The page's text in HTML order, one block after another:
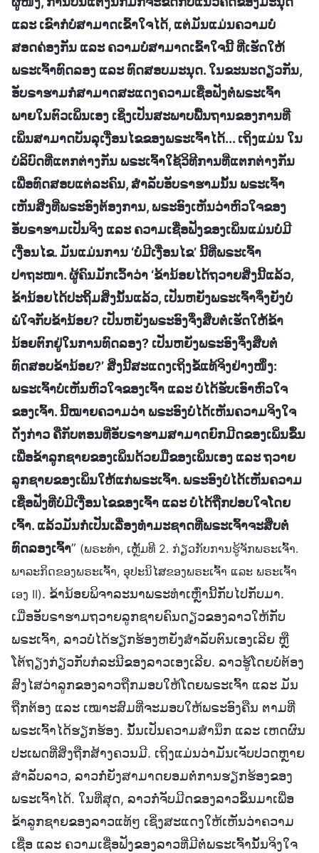
ແລະ ເຂົາກໍບໍ່ສາມາດເຂົ້າໃຈໄດ້, ແຕ່ມັນແມ່ນຄວາມບໍ່
ສອດຄ່ອງກັນ ແລະ ຄວາມບໍ່ສາມາດເຂົ້າໃຈນີ້ ທີ່ເຮັດໃຫ້
ພຣະເຈົ້າທົດລອງ ແລະ ທົດສອບມະນຸດ. ໃນຂະນະດຽວກັນ,
ອັບຣາຮາມກໍສາມາດສະແດງຄວາມເຊື່ອຟັງຕໍ່ພຣະເຈົ້າ
ພາຍໃນຕົວເພິ່ນເອງ ເຊິ່ງເປັນສະພາບພື້ນຖານຂອງການທີ່
ເພິ່ນສາມາດບັນລຸເງື່ອນໄຂຂອງພຣະເຈົ້າໄດ້... ເຖິງແມ່ນ ໃນ
ບໍລິບົດທີ່ແຕກຕ່າງກັນ ພຣະເຈົ້າໃຊ້ວິທີການທີ່ແຕກຕ່າງກັນ
ເພື່ອທົດສອບແຕ່ລະຄົນ, ສໍາລັບອັບຣາຮາມນັ້ນ ພຣະເຈົ້າ
ເຫັນສິ່ງທີ່ພຣະອົງຕ້ອງການ, ພຣະອົງເຫັນວ່າຫົວໃຈຂອງ
ອັບຣາຮາມເປັນຈິງ ແລະ ຄວາມເຊື່ອຟັງຂອງເພິ່ນແມ່ນບໍ່ມີ
ເງື່ອນໄຂ. ມັນແມ່ນການ ‘ບໍ່ມີເງື່ອນໄຂ’ ນີ້ທີ່ພຣະເຈົ້າ
ປາຖະໜາ. ຜູ້ຄົນມັກເວົ້າວ່າ ‘ຂ້ານ້ອຍໄດ້ຖວາຍສິ່ງນີ້ແລ້ວ,
ຂ້ານ້ອຍໄດ້ປະຖິ້ມສິ່ງນັ້ນແລ້ວ, ເປັນຫຍັງພຣະເຈົ້າຈຶ່ງຍັງບໍ່
ພໍໃຈກັບຂ້ານ້ອຍ? ເປັນຫຍັງພຣະອົງຈຶ່ງສືບຕໍ່ເຮັດໃຫ້ຂ້າ
ນ້ອຍຕົກຢູ່ໃນການທົດລອງ? ເປັນຫຍັງພຣະອົງຈຶ່ງສືບຕໍ່
ທົດສອບຂ້ານ້ອຍ?’ ສິ່ງນີ້ສະແດງເຖິງຂໍ້ແທ້ຈິງຢ່າງໜຶ່ງ:
ພຣະເຈົ້າບໍ່ເຫັນຫົວໃຈຂອງເຈົ້າ ແລະ ບໍ່ໄດ້ຮັບເອົາຫົວໃຈ
ຂອງເຈົ້າ. ນີ້ໝາຍຄວາມວ່າ ພຣະອົງບໍ່ໄດ້ເຫັນຄວາມຈິງໃຈ
ດັ່ງກ່າວ ຄືກັບຕອນທີ່ອັບຣາຮາມສາມາດຍົກມີດຂອງເພິ່ນຂຶ້ນ
ເພື່ອຂ້າລູກຊາຍຂອງເພິ່ນດ້ວຍມືຂອງເພິ່ນເອງ ແລະ ຖວາຍ
ລູກຊາຍຂອງເພິ່ນໃຫ້ແກ່ພຣະເຈົ້າ. ພຣະອົງບໍ່ໄດ້ເຫັນຄວາມ
ເຊື່ອຟັງທີ່ບໍ່ມີເງື່ອນໄຂຂອງເຈົ້າ ແລະ ບໍ່ໄດ້ຖືກປອບໃຈໂດຍ
ເຈົ້າ. ແລ້ວມັນກໍເປັນເລື່ອງທຳມະຊາດທີ່ພຣະເຈົ້າຈະສືບຕໍ່
ທົດລອງເຈົ້າ” (ພຣະທຳ, ເຫຼັ້ມທີ 2. ກ່ຽວກັບການຮູ້ຈັກພຣະເຈົ້າ.
ພາລະກິດຂອງພຣະເຈົ້າ, ອຸປະນິໄສຂອງພຣະເຈົ້າ ແລະ ພຣະເຈົ້າ
ເອງ II). ຂ້ານ້ອຍພິຈາລະນາພຣະທຳເຫຼົ່ານີ້ກັບໄປກັບມາ.
ເມື່ອອັບຣາຮາມຖວາຍລູກຊາຍຄົນດຽວຂອງລາວໃຫ້ກັບ
ພຣະເຈົ້າ, ລາວບໍ່ໄດ້ຮຽກຮ້ອງຫຍັງສຳລັບຕົນເອງເລີຍ ຫຼື
ໂຕ້ຖຽງກ່ຽວກັບກໍລະນີຂອງລາວເອງເລີຍ. ລາວຮູ້ໂດຍບໍ່ຕ້ອງ
ສົງໄສວ່າລູກຂອງລາວຖືກມອບໃຫ້ໂດຍພຣະເຈົ້າ ແລະ ມັນ
ຖືກຕ້ອງ ແລະ ເໝາະສົມທີ່ຈະມອບໃຫ້ພຣະອົງຄືນ ຕາມທີ່
ພຣະເຈົ້າໄດ້ຮຽກຮ້ອງ. ນັ້ນເປັນຄວາມສຳນຶກ ແລະ ເຫດຜົນ
ປະເພດທີ່ສິ່ງຖືກສ້າງຄວນມີ. ເຖິງແມ່ນວ່າມັນເຈັບປວດຫຼາຍ
ສຳລັບລາວ, ລາວກໍ່ຍັງສາມາດຍອມຕໍ່ການຮຽກຮ້ອງຂອງ
ພຣະເຈົ້າໄດ້. ໃນທີ່ສຸດ, ລາວກໍ່ຈັບມີດຂອງລາວຂຶ້ນມາເພື່ອ
ຂ້າລູກຊາຍຂອງລາວແທ້ໆ ເຊິ່ງສະແດງໃຫ້ເຫັນວ່າຄວາມ
ເຊື່ອ ແລະ ຄວາມເຊື່ອຟັງຂອງລາວທີ່ມີຕໍ່ພຣະເຈົ້ານັ້ນຈິງໃຈ